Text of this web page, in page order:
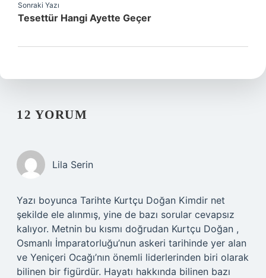
Sonraki Yazı
Tesettür Hangi Ayette Geçer
12 YORUM
Lila Serin
Yazı boyunca Tarihte Kurtçu Doğan Kimdir net
şekilde ele alınmış, yine de bazı sorular cevapsız
kalıyor. Metnin bu kısmı doğrudan Kurtçu Doğan ,
Osmanlı İmparatorluğu’nun askeri tarihinde yer alan
ve Yeniçeri Ocağı’nın önemli liderlerinden biri olarak
bilinen bir figürdür. Hayatı hakkında bilinen bazı